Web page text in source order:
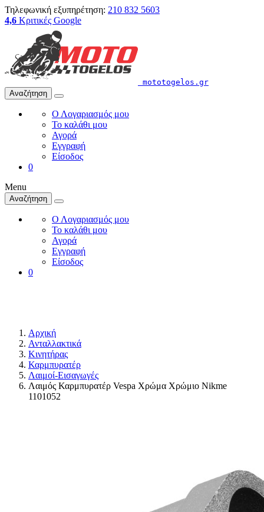
Τηλεφωνική εξυπηρέτηση: 210 832 5603
4,6 Κριτικές Google
mototogelos.gr
Αναζήτηση
Ο Λογαριασμός μου
Το καλάθι μου
Αγορά
Εγγραφή
Είσοδος
0
Menu
Αναζήτηση
Ο Λογαριασμός μου
Το καλάθι μου
Αγορά
Εγγραφή
Είσοδος
0
Αρχική
Ανταλλακτικά
Κινητήρας
Καρμπυρατέρ
Λαιμοί-Εισαγωγές
Λαιμός Καρμπυρατέρ Vespa Χρώμα Χρώμιο Nikme
1101052